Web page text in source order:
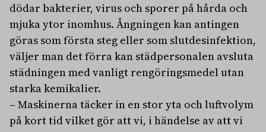
dödar bakterier, virus och sporer på hårda och
mjuka ytor inomhus. Ångningen kan antingen
göras som första steg eller som slutdesinfektion,
väljer man det förra kan städpersonalen avsluta
städningen med vanligt rengöringsmedel utan
starka kemikalier.
– Maskinerna täcker in en stor yta och luftvolym
på kort tid vilket gör att vi, i händelse av att vi